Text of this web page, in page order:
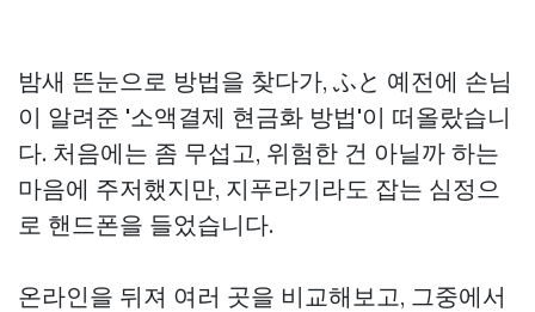
밤새 뜬눈으로 방법을 찾다가, ふと 예전에 손님
이 알려준 '소액결제 현금화 방법'이 떠올랐습니
다. 처음에는 좀 무섭고, 위험한 건 아닐까 하는
마음에 주저했지만, 지푸라기라도 잡는 심정으
로 핸드폰을 들었습니다.
온라인을 뒤져 여러 곳을 비교해보고, 그중에서